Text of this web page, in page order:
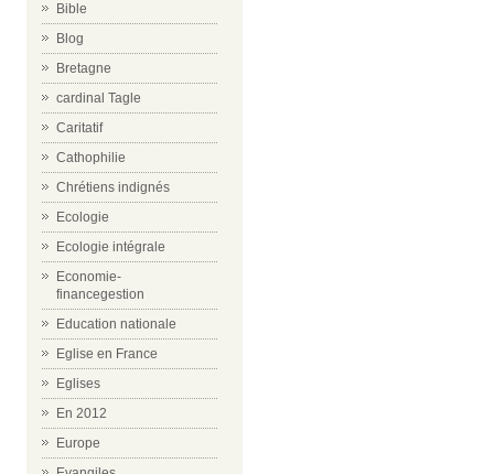
Bible
Blog
Bretagne
cardinal Tagle
Caritatif
Cathophilie
Chrétiens indignés
Ecologie
Ecologie intégrale
Economie-
financegestion
Education nationale
Eglise en France
Eglises
En 2012
Europe